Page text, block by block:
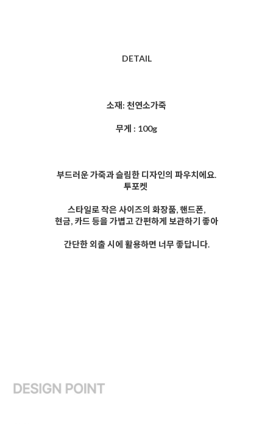
DETAIL
소재: 천연소가죽
무게 : 100g
부드러운 가죽과 슬림한 디자인의 파우치에요.
투포켓
스타일로 작은 사이즈의 화장품, 핸드폰,
현금, 카드 등을 가볍고 간편하게 보관하기 좋아
간단한 외출 시에 활용하면 너무 좋답니다.